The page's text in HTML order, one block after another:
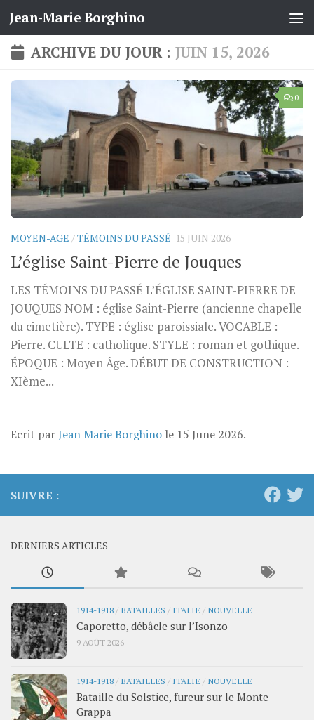
Skip to content
Jean-Marie Borghino
ARCHIVE DU JOUR : JUIN 15, 2026
0
MOYEN-AGE /TÉMOINS DU PASSÉ 15 JUIN 2026
L’église Saint-Pierre de Jouques
LES TÉMOINS DU PASSÉ L’ÉGLISE SAINT-PIERRE DE
JOUQUES NOM : église Saint-Pierre (ancienne chapelle
du cimetière). TYPE : église paroissiale. VOCABLE :
Pierre. CULTE : catholique. STYLE : roman et gothique.
ÉPOQUE : Moyen Âge. DÉBUT DE CONSTRUCTION :
XIème...
Ecrit parJean Marie Borghino le 15 June 2026.
SUIVRE :
DERNIERS ARTICLES
1914-1918 / BATAILLES / ITALIE / NOUVELLE
Caporetto, débâcle sur l’Isonzo
9 AOÛT 2026
1914-1918 / BATAILLES / ITALIE / NOUVELLE
Bataille du Solstice, fureur sur le Monte
Grappa